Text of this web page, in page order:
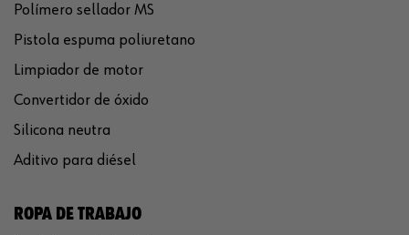
Polímero sellador MS
Pistola espuma poliuretano
Limpiador de motor
Convertidor de óxido
Silicona neutra
Aditivo para diésel
ROPA DE TRABAJO